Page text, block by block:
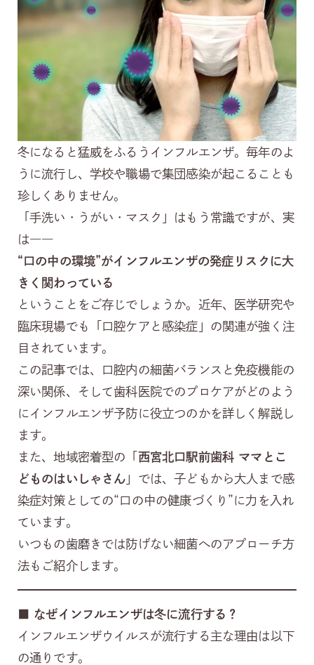
冬になると猛威をふるうインフルエンザ。毎年のよ
うに流行し、学校や職場で集団感染が起こることも
珍しくありません。
「手洗い・うがい・マスク」はもう常識ですが、実
は――
“ 口の中の環境”がインフルエンザの発症リスクに大
きく関わっている
ということをご存じでしょうか。近年、医学研究や
臨床現場でも「口腔ケアと感染症」の関連が強く注
目されています。
この記事では、口腔内の細菌バランスと免疫機能の
深い関係、そして歯科医院でのプロケアがどのよう
にインフルエンザ予防に役立つのかを詳しく解説し
ます。
また、地域密着型の「 西宮北口駅前歯科 ママとこ
どものはいしゃさん 」では、子どもから大人まで感
染症対策としての“口の中の健康づくり”に力を入れ
ています。
いつもの歯磨きでは防げない細菌へのアプローチ方
法もご紹介します。
なぜインフルエンザは冬に流行する？
インフルエンザウイルスが流行する主な理由は以下
の通りです。